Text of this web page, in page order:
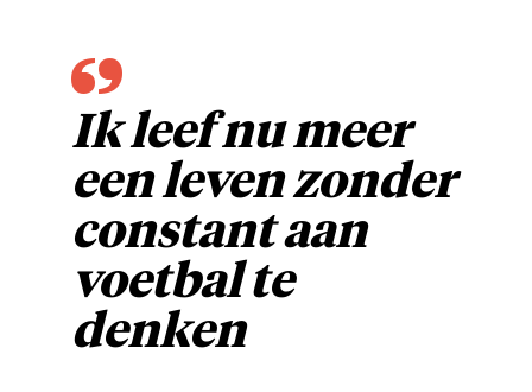
Ik leef nu meer
een leven zonder
constant aan
voetbal te
denken